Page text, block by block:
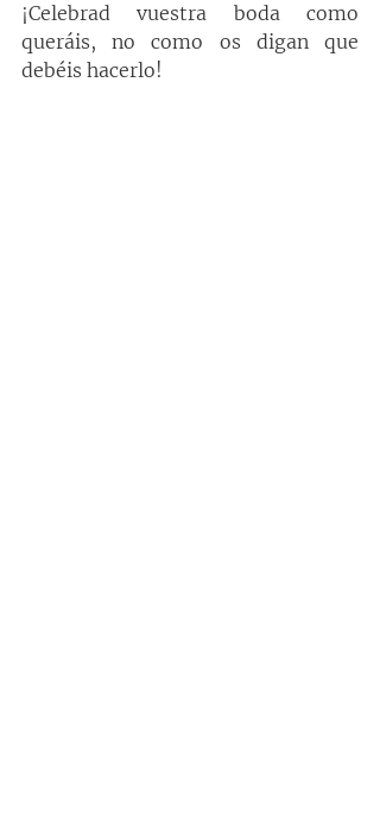
¡Celebrad vuestra boda como
queráis, no como os digan que
debéis hacerlo!